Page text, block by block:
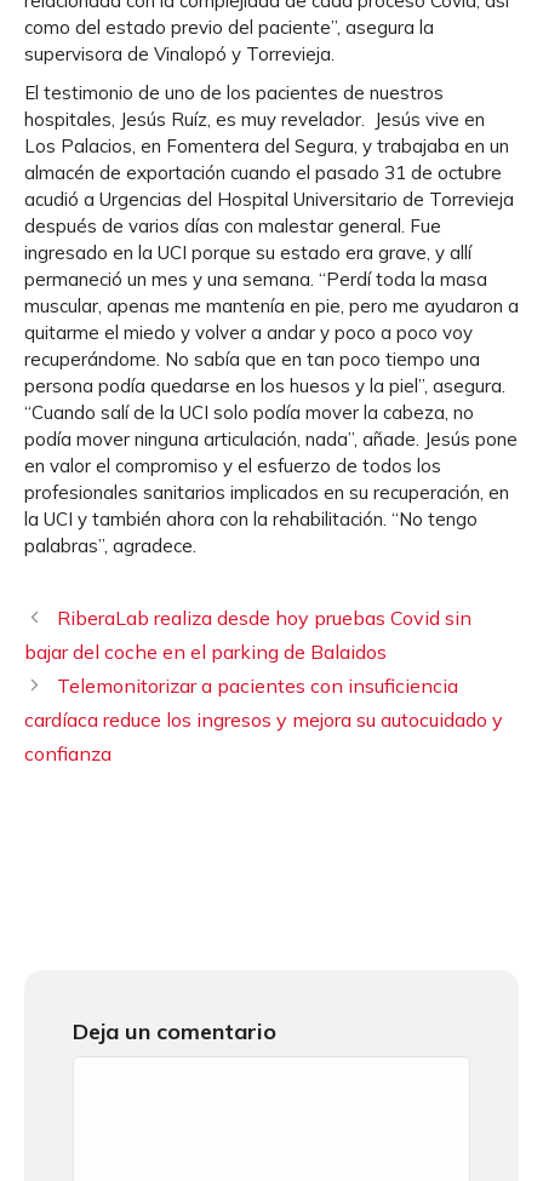
como del estado previo del paciente”, asegura la
supervisora de Vinalopó y Torrevieja.
El testimonio de uno de los pacientes de nuestros
hospitales, Jesús Ruíz, es muy revelador. Jesús vive en
Los Palacios, en Fomentera del Segura, y trabajaba en un
almacén de exportación cuando el pasado 31 de octubre
acudió a Urgencias del Hospital Universitario de Torrevieja
después de varios días con malestar general. Fue
ingresado en la UCI porque su estado era grave, y allí
permaneció un mes y una semana. “Perdí toda la masa
muscular, apenas me mantenía en pie, pero me ayudaron a
quitarme el miedo y volver a andar y poco a poco voy
recuperándome. No sabía que en tan poco tiempo una
persona podía quedarse en los huesos y la piel”, asegura.
“Cuando salí de la UCI solo podía mover la cabeza, no
podía mover ninguna articulación, nada”, añade. Jesús pone
en valor el compromiso y el esfuerzo de todos los
profesionales sanitarios implicados en su recuperación, en
la UCI y también ahora con la rehabilitación. “No tengo
palabras”, agradece.
RiberaLab realiza desde hoy pruebas Covid sin
bajar del coche en el parking de Balaidos
Telemonitorizar a pacientes con insuficiencia
cardíaca reduce los ingresos y mejora su autocuidado y
confianza
Deja un comentario
Comentario